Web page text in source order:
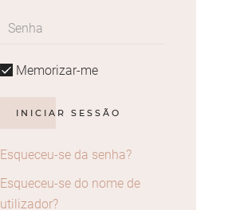
Memorizar-me
INICIAR SESSÃO
Esqueceu-se da senha?
Esqueceu-se do nome de
utilizador?